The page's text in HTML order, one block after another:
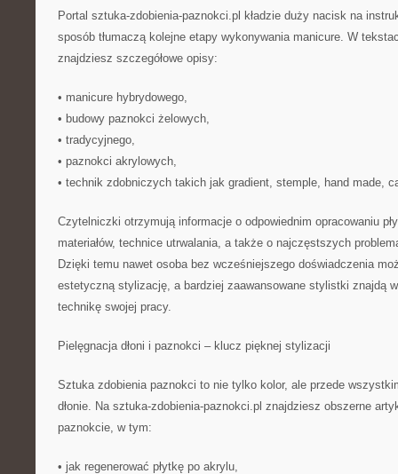
Portal sztuka-zdobienia-paznokci.pl kładzie duży nacisk na
sposób tłumaczą kolejne etapy wykonywania manicure. W
znajdziesz szczegółowe opisy:
• manicure hybrydowego,
• budowy paznokci żelowych,
• tradycyjnego,
• paznokci akrylowych,
• technik zdobniczych takich jak gradient, stemple, hand made,
Czytelniczki otrzymują informacje o odpowiednim opracowaniu
materiałów, technice utrwalania, a także o najczęstszych
Dzięki temu nawet osoba bez wcześniejszego doświadczenia
estetyczną stylizację, a bardziej zaawansowane stylistki znajdą
technikę swojej pracy.
Pielęgnacja dłoni i paznokci – klucz pięknej stylizacji
Sztuka zdobienia paznokci to nie tylko kolor, ale przede
dłonie. Na sztuka-zdobienia-paznokci.pl znajdziesz obszerne
paznokcie, w tym:
• jak regenerować płytkę po akrylu,